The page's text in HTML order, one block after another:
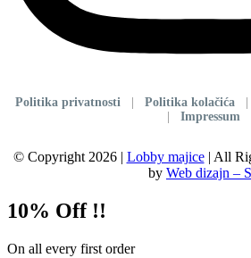
Politika privatnosti Politika kolačića
Impressum
© Copyright 2026 | Lobby majice| All
by Web dizajn – S
10% Off !!
On all every first order